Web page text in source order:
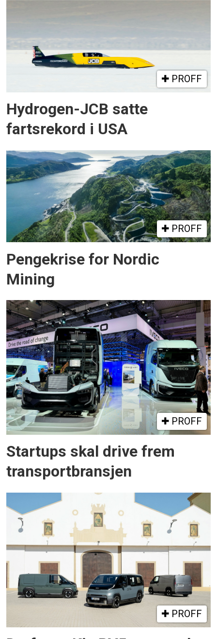
PROFF
Hydrogen-JCB satte
fartsrekord i USA
PROFF
Pengekrise for Nordic
Mining
PROFF
Startups skal drive frem
transportbransjen
PROFF